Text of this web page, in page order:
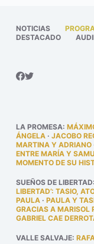
NOTICIAS
DESTACADO
LA PROMESA:
ÁNGELA· JACOBO
MARTINA Y ADRIANO
ENTRE MARÍA Y
MOMENTO DE SU
SUEÑOS DE LIBERTAD:
LIBERTAD’: TASIO,
PAULA· PAULA Y
GRACIAS A MARISOL
GABRIEL CAE
VALLE SALVAJE: